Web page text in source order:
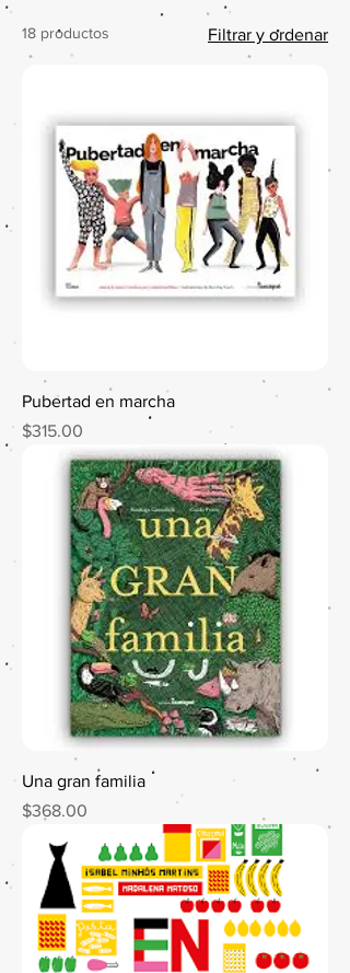
18 productos Filtrar y ordenar
Pubertad en marcha
Precio
$315.00
Una gran familia
Precio
$368.00